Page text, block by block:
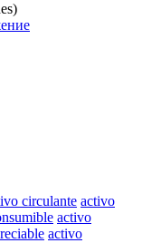
circulante activo
activo
activo